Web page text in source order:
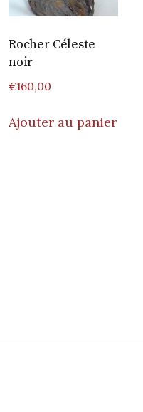
Rocher Céleste
noir
€160,00
Ajouter au panier